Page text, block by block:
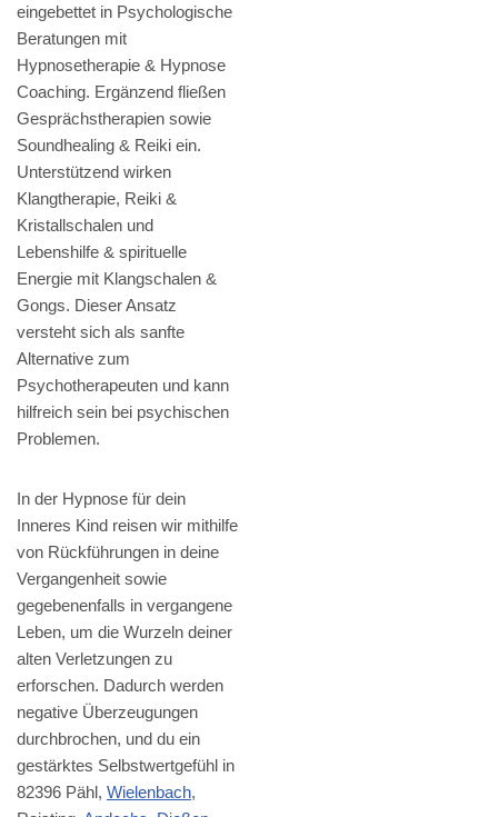
eingebettet in Psychologische
Beratungen mit
Hypnosetherapie & Hypnose
Coaching. Ergänzend fließen
Gesprächstherapien sowie
Soundhealing & Reiki ein.
Unterstützend wirken
Klangtherapie, Reiki &
Kristallschalen und
Lebenshilfe & spirituelle
Energie mit Klangschalen &
Gongs. Dieser Ansatz
versteht sich als sanfte
Alternative zum
Psychotherapeuten und kann
hilfreich sein bei psychischen
Problemen.
In der Hypnose für dein
Inneres Kind reisen wir mithilfe
von Rückführungen in deine
Vergangenheit sowie
gegebenenfalls in vergangene
Leben, um die Wurzeln deiner
alten Verletzungen zu
erforschen. Dadurch werden
negative Überzeugungen
durchbrochen, und du ein
gestärktes Selbstwertgefühl in
82396 Pähl, Wielenbach,